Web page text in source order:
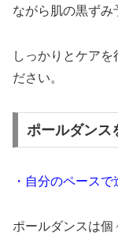
ながら肌の黒ずみ
しっかりとケアを
ださい。
ポールダンス
・自分のペースで
ポールダンスは個